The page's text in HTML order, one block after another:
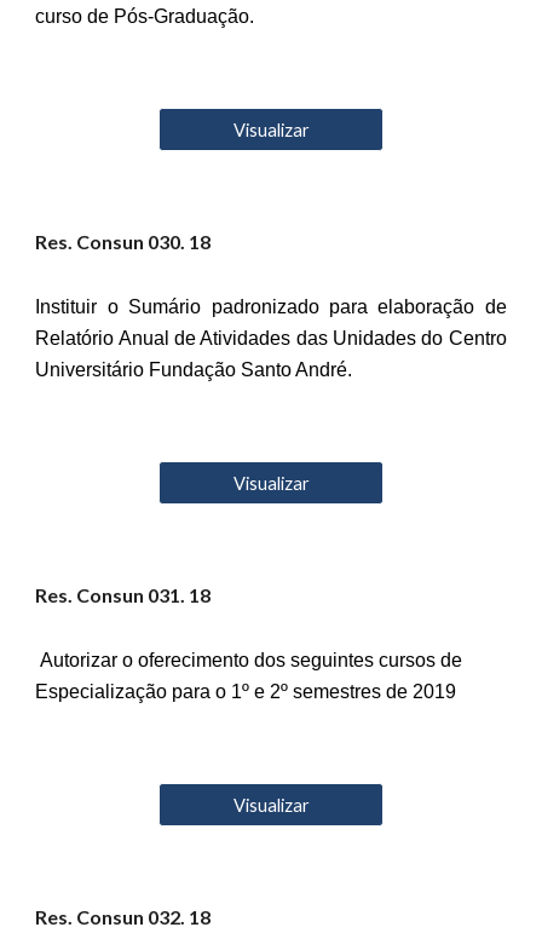
curso de Pós-Graduação.
Visualizar
Res. Consun 030. 18
Instituir o Sumário padronizado para elaboração de
Relatório Anual de Atividades das Unidades do Centro
Universitário Fundação Santo André.
Visualizar
Res. Consun 031. 18
Autorizar o oferecimento dos seguintes cursos de
Especialização para o 1º e 2º semestres de 2019
Visualizar
Res. Consun 032. 18